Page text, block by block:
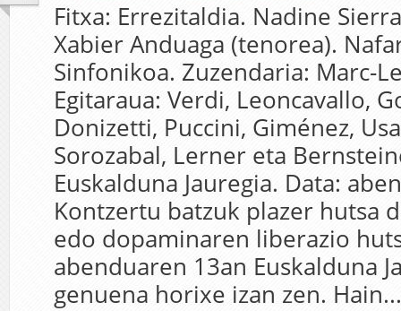
Fitxa: Errezitaldia. Nadine
Xabier Anduaga (tenorea).
Sinfonikoa. Zuzendaria: Marc-
Egitaraua: Verdi, Leoncavallo,
Donizetti, Puccini, Giménez,
Sorozabal, Lerner eta
Euskalduna Jauregia. Data:
Kontzertu batzuk plazer hutsa
edo dopaminaren liberazio
abenduaren 13an Euskalduna
genuena horixe izan zen. Hain...